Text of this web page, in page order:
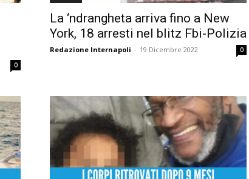
0
La ‘ndrangheta arriva fino a New
York, 18 arresti nel blitz Fbi-Polizia
Redazione Internapoli - 19 Dicembre 2022 0